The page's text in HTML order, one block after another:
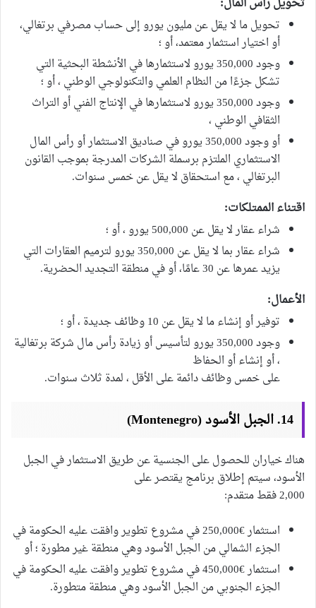
تحويل ما لا يقل عن مليون يورو إلى حساب مصرفي برتغالي،
أو اختيار استثمار معتمد، أو ؛
وجود 350,000 يورو لاستثمارها في الأنشطة البحثية التي
تشكل جزءًا من النظام العلمي والتكنولوجي الوطني ، أو ؛
وجود 350,000 يورو لاستثمارها في الإنتاج الفني أو التراث
الثقافي الوطني ،
أو وجود 350,000 يورو في صناديق الاستثمار أو رأس المال
الاستثماري الملتزم برسملة الشركات المدرجة بموجب القانون
البرتغالي ، مع استحقاق لا يقل عن خمس سنوات.
اقتناء الممتلكات:
شراء عقار لا يقل عن 500,000 يورو ، أو ؛
شراء عقار بما لا يقل عن 350,000 يورو لترميم العقارات التي
يزيد عمرها عن 30 عامًا، أو في منطقة التجديد الحضرية.
الأعمال:
توفير أو إنشاء ما لا يقل عن 10 وظائف جديدة ، أو ؛
وجود 350,000 يورو لتأسيس أو زيادة رأس مال شركة برتغالية
، أو إنشاء أو الحفاظ
على خمس وظائف دائمة على الأقل ، لمدة ثلاث سنوات.
14. الجبل الأسود (Montenegro)
هناك خياران للحصول على الجنسية عن طريق الاستثمار في الجبل
الأسود، سيتم إطلاق برنامج يقتصر على
2,000 فقط متقدم:
استثمار €250,000 في مشروع تطوير وافقت عليه الحكومة في
الجزء الشمالي من الجبل الأسود وهي منطقة غير مطورة ؛ أو
استثمار €450,000 في مشروع تطوير وافقت عليه الحكومة في
الجزء الجنوبي من الجبل الأسود وهي منطقة متطورة.